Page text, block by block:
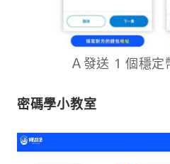
Ａ發送 1 個穩
密碼學小教室